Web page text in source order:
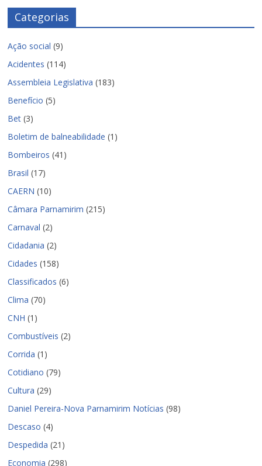
Categorias
Ação social (9)
Acidentes (114)
Assembleia Legislativa (183)
Benefício (5)
Bet (3)
Boletim de balneabilidade (1)
Bombeiros (41)
Brasil (17)
CAERN (10)
Câmara Parnamirim (215)
Carnaval (2)
Cidadania (2)
Cidades (158)
Classificados (6)
Clima (70)
CNH (1)
Combustíveis (2)
Corrida (1)
Cotidiano (79)
Cultura (29)
Daniel Pereira-Nova Parnamirim Notícias (98)
Descaso (4)
Despedida (21)
Economia (298)